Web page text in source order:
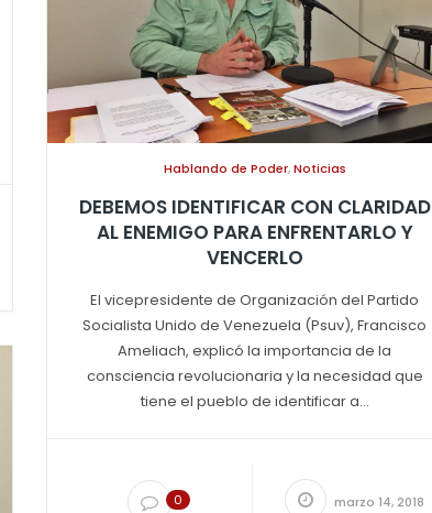
Hablando de Poder,Noticias
DEBEMOS IDENTIFICAR CON CLARIDAD
AL ENEMIGO PARA ENFRENTARLO Y
VENCERLO
El vicepresidente de Organización del Partido
Socialista Unido de Venezuela (Psuv), Francisco
Ameliach, explicó la importancia de la
consciencia revolucionaria y la necesidad que
tiene el pueblo de identificar a...
0 marzo 14, 2018